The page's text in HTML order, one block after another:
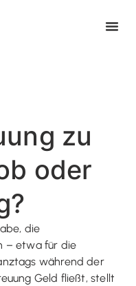
zu
oder
die
– etwa für die
während der
Geld fließt, stellt